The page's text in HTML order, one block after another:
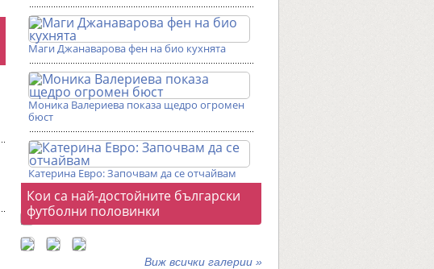
Маги Джанаварова фен на био кухнята
Моника Валериева показа щедро огромен
бюст
Катерина Евро: Започвам да се отчайвам
Фотогалерии
Кои са най-достойните български
футболни половинки
Виж всички галерии »